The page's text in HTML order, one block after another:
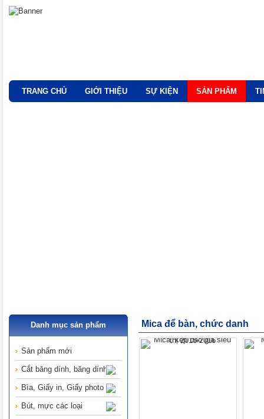
TRANG CHỦ GIỚI THIỆU SỰ KIỆN SẢN PHẨM
Danh mục sản phẩm
Sản phẩm mới
Cắt băng dính, băng dính
Bìa, Giấy in, Giấy photo
Bút, mực các loại
Mica để bàn, chức danh